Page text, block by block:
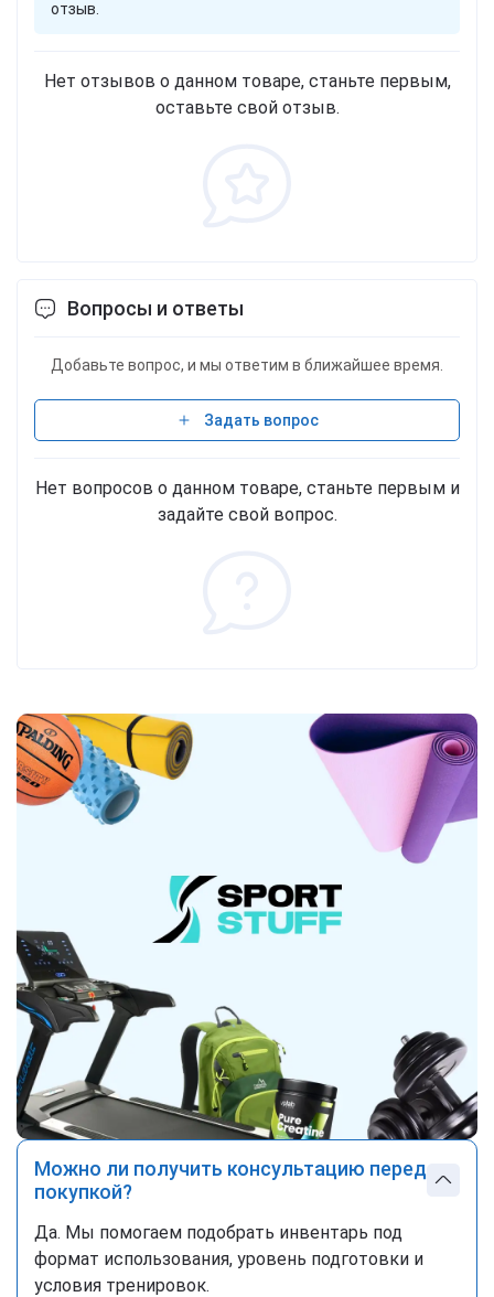
отзыв.
Нет отзывов о данном товаре, станьте первым,
оставьте свой отзыв.
Вопросы и ответы
Добавьте вопрос, и мы ответим в ближайшее время.
Задать вопрос
Нет вопросов о данном товаре, станьте первым и
задайте свой вопрос.
Можно ли получить консультацию перед
покупкой?
Да. Мы помогаем подобрать инвентарь под
формат использования, уровень подготовки и
условия тренировок.